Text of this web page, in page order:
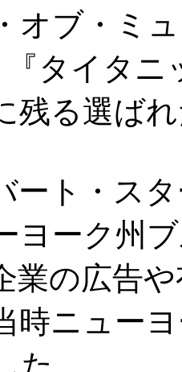
オブ・ミ
『タイタ
残る選ば
ート・ス
ヨーク州
業の広告
時ニュー